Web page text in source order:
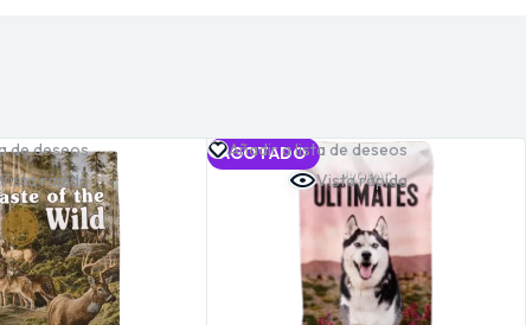
de deseos
rápida
AGOTADO
Añadir a lista de deseos
Vista rápida